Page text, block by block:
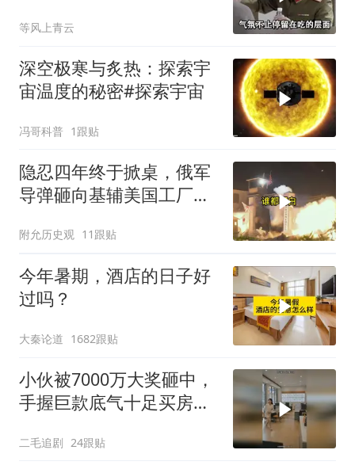
等风上青云
深空极寒与炙热：探索宇
宙温度的秘密#探索宇宙
冯哥科普 1跟贴
隐忍四年终于掀桌，俄军
导弹砸向基辅美国工厂，
附允历史观 11跟贴
今年暑期，酒店的日子好
过吗？
大秦论道 1682跟贴
小伙被7000万大奖砸中，
手握巨款底气十足买房不
二毛追剧 24跟贴